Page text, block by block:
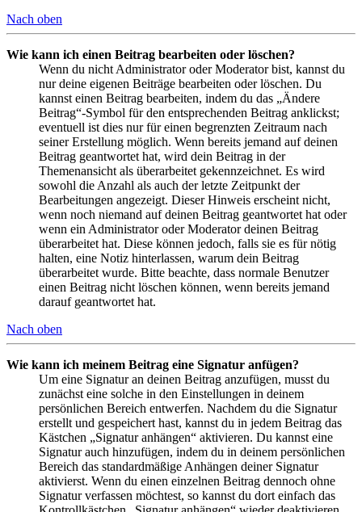
Nach oben
Wie kann ich einen Beitrag bearbeiten oder löschen?
Wenn du nicht Administrator oder Moderator bist, kannst du
nur deine eigenen Beiträge bearbeiten oder löschen. Du
kannst einen Beitrag bearbeiten, indem du das „Ändere
Beitrag“-Symbol für den entsprechenden Beitrag anklickst;
eventuell ist dies nur für einen begrenzten Zeitraum nach
seiner Erstellung möglich. Wenn bereits jemand auf deinen
Beitrag geantwortet hat, wird dein Beitrag in der
Themenansicht als überarbeitet gekennzeichnet. Es wird
sowohl die Anzahl als auch der letzte Zeitpunkt der
Bearbeitungen angezeigt. Dieser Hinweis erscheint nicht,
wenn noch niemand auf deinen Beitrag geantwortet hat oder
wenn ein Administrator oder Moderator deinen Beitrag
überarbeitet hat. Diese können jedoch, falls sie es für nötig
halten, eine Notiz hinterlassen, warum dein Beitrag
überarbeitet wurde. Bitte beachte, dass normale Benutzer
einen Beitrag nicht löschen können, wenn bereits jemand
darauf geantwortet hat.
Nach oben
Wie kann ich meinem Beitrag eine Signatur anfügen?
Um eine Signatur an deinen Beitrag anzufügen, musst du
zunächst eine solche in den Einstellungen in deinem
persönlichen Bereich entwerfen. Nachdem du die Signatur
erstellt und gespeichert hast, kannst du in jedem Beitrag das
Kästchen „Signatur anhängen“ aktivieren. Du kannst eine
Signatur auch hinzufügen, indem du in deinem persönlichen
Bereich das standardmäßige Anhängen deiner Signatur
aktivierst. Wenn du einen einzelnen Beitrag dennoch ohne
Signatur verfassen möchtest, so kannst du dort einfach das